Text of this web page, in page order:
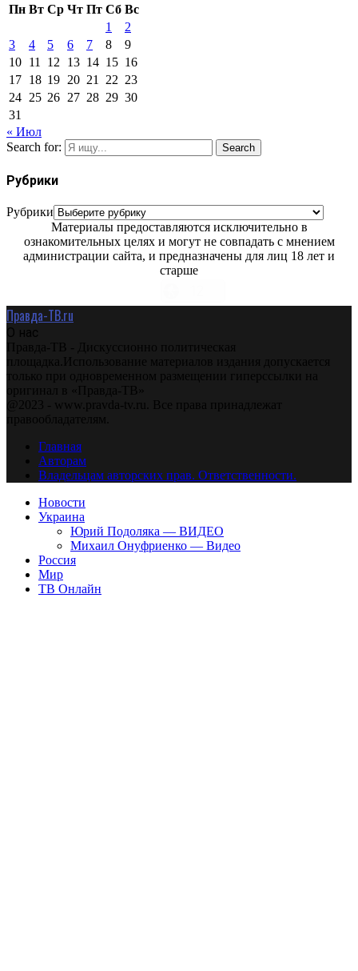
Пн Вт Ср Чт Пт Сб Вс
1
2
3
4 5 6 7 8
9
10 11 12 13 14 15 16
17 18 19 20 21 22 23
24 25 26 27 28 29 30
31
« Июл
Search for:
Search
Рубрики
Рубрики
Материалы предоставляются исключительно в
ознакомительных целях и могут не совпадать с мнением
администрации сайта, и предназначены для лиц 18 лет и
старше
Правда-ТВ.ru
О нас
Правда-ТВ - Дискуссионно политическая
площадка.Использование материалов издания допускается
только при одновременном размещении гиперссылки на
оригинал в «Правда-ТВ»
@2023 - www.pravda-tv.ru. Все права принадлежат
правообладателям.
Главная
Авторам
Владельцам авторских прав. Ответственности.
Новости
Украина
Юрий Подоляка — ВИДЕО
Михаил Онуфриенко — Видео
Россия
Мир
ТВ Онлайн